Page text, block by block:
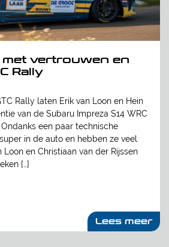
met vertrouwen en
Rally
Rally laten Erik van Loon en Hein
van de Subaru Impreza S14 WRC
een paar technische
in de auto en hebben ze veel
Loon en Christiaan van der Rijssen
[…]
Lees meer